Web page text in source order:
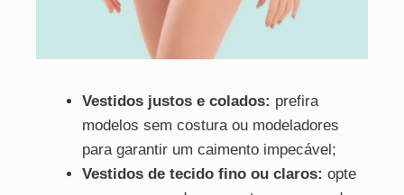
Vestidos justos e colados: prefira
modelos sem costura ou modeladores
para garantir um caimento impecável;
Vestidos de tecido fino ou claros: opte